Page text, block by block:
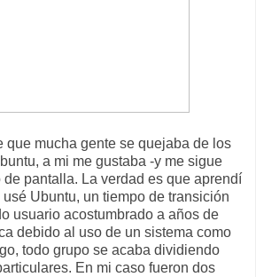
que mucha gente se quejaba de los
a mi me gustaba -y me sigue
pantalla. La verdad es que aprendí
Ubuntu, un tiempo de transición
usuario acostumbrado a años de
debido al uso de un sistema como
todo grupo se acaba dividiendo
En mi caso fueron dos